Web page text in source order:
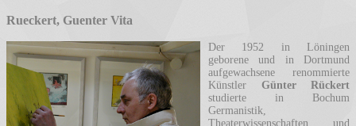
Rueckert, Guenter Vita
Der 1952 in Löningen
geborene und in Dortmund
aufgewachsene renommierte
Künstler Günter Rückert
studierte in Bochum
Germanistik,
Theaterwissenschaften und